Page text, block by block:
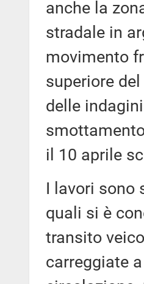
anche la
stradale in
movimento
superiore
delle
il 10 aprile
I lavori sono
quali si è
transito
carreggiate